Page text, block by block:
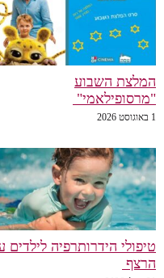
השבוע
הידרותרפיה לילדים על